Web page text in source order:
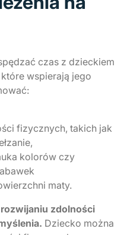
czas z dzieckiem
wspierają jego
fizycznych, takich jak
kolorów czy
maty.
rozwijaniu zdolności
Dziecko można